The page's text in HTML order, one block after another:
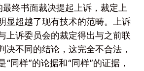
最终书面裁决提起上诉，裁定上
显超越了现有技术的范畴。上诉
上诉委员会的裁定得出与之前联
决不同的结论，这完全不合法，
“同样”的论据和“同样”的证据，